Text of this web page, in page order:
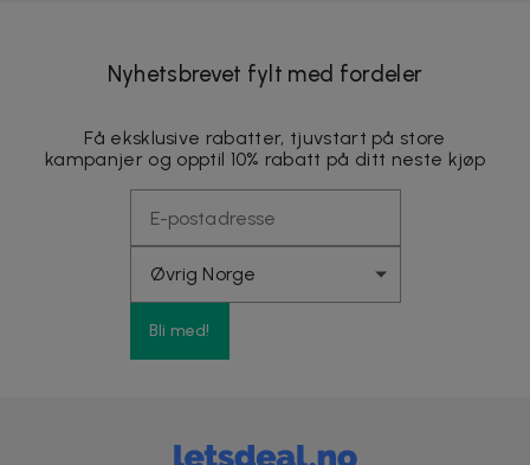
Nyhetsbrevet fylt med fordeler
Få eksklusive rabatter, tjuvstart på store
kampanjer og opptil 10% rabatt på ditt neste kjøp
Bli med!